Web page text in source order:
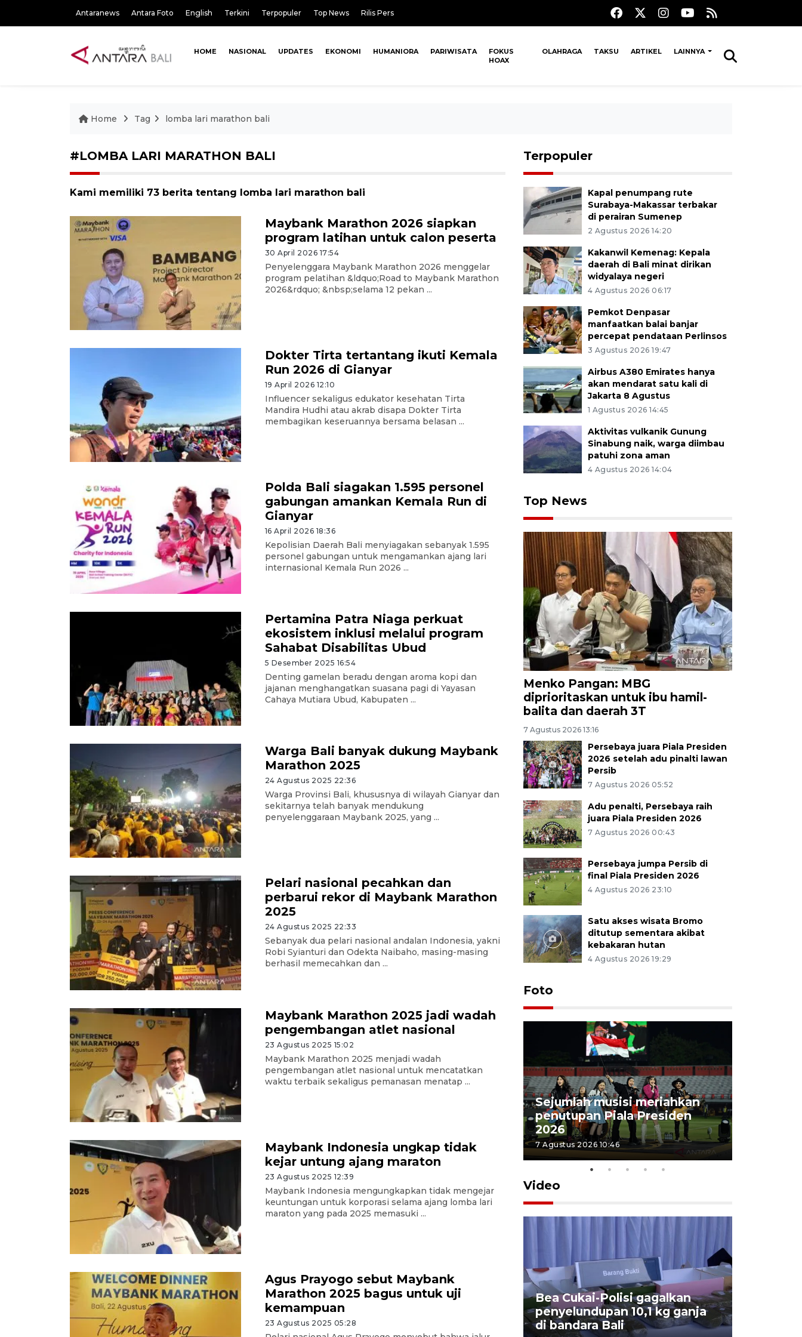
Antaranews Antara Foto English Terkini Terpopuler Top News Rilis Pers
HOME NASIONAL UPDATES EKONOMI HUMANIORA PARIWISATA
FOKUS
HOAX
OLAHRAGA TAKSU ARTIKEL LAINNYA
Home Tag lomba lari marathon bali
#LOMBA LARI MARATHON BALI
Kami memiliki 73 berita tentang lomba lari marathon bali
Maybank Marathon 2026 siapkan
program latihan untuk calon peserta
30 April 2026 17:54
Penyelenggara Maybank Marathon 2026 menggelar
program pelatihan &ldquo;Road to Maybank Marathon
2026&rdquo; &nbsp;selama 12 pekan ...
Dokter Tirta tertantang ikuti Kemala
Run 2026 di Gianyar
19 April 2026 12:10
Influencer sekaligus edukator kesehatan Tirta
Mandira Hudhi atau akrab disapa Dokter Tirta
membagikan keseruannya bersama belasan ...
Polda Bali siagakan 1.595 personel
gabungan amankan Kemala Run di
Gianyar
16 April 2026 18:36
Kepolisian Daerah Bali menyiagakan sebanyak 1.595
personel gabungan untuk mengamankan ajang lari
internasional Kemala Run 2026 ...
Pertamina Patra Niaga perkuat
ekosistem inklusi melalui program
Sahabat Disabilitas Ubud
5 Desember 2025 16:54
Denting gamelan beradu dengan aroma kopi dan
jajanan menghangatkan suasana pagi di Yayasan
Cahaya Mutiara Ubud, Kabupaten ...
Warga Bali banyak dukung Maybank
Marathon 2025
24 Agustus 2025 22:36
Warga Provinsi Bali, khususnya di wilayah Gianyar dan
sekitarnya telah banyak mendukung
penyelenggaraan Maybank 2025, yang ...
Pelari nasional pecahkan dan
perbarui rekor di Maybank Marathon
2025
24 Agustus 2025 22:33
Sebanyak dua pelari nasional andalan Indonesia, yakni
Robi Syianturi dan Odekta Naibaho, masing-masing
berhasil memecahkan dan ...
Maybank Marathon 2025 jadi wadah
pengembangan atlet nasional
23 Agustus 2025 15:02
Maybank Marathon 2025 menjadi wadah
pengembangan atlet nasional untuk mencatatkan
waktu terbaik sekaligus pemanasan menatap ...
Maybank Indonesia ungkap tidak
kejar untung ajang maraton
23 Agustus 2025 12:39
Maybank Indonesia mengungkapkan tidak mengejar
keuntungan untuk korporasi selama ajang lomba lari
maraton yang pada 2025 memasuki ...
Agus Prayogo sebut Maybank
Marathon 2025 bagus untuk uji
kemampuan
23 Agustus 2025 05:28
Terpopuler
Kapal penumpang rute
Surabaya-Makassar terbakar
di perairan Sumenep
2 Agustus 2026 14:20
Kakanwil Kemenag: Kepala
daerah di Bali minat dirikan
widyalaya negeri
4 Agustus 2026 06:17
Pemkot Denpasar
manfaatkan balai banjar
percepat pendataan Perlinsos
3 Agustus 2026 19:47
Airbus A380 Emirates hanya
akan mendarat satu kali di
Jakarta 8 Agustus
1 Agustus 2026 14:45
Aktivitas vulkanik Gunung
Sinabung naik, warga diimbau
patuhi zona aman
4 Agustus 2026 14:04
Top News
Menko Pangan: MBG
diprioritaskan untuk ibu hamil-
balita dan daerah 3T
7 Agustus 2026 13:16
Persebaya juara Piala Presiden
2026 setelah adu pinalti lawan
Persib
7 Agustus 2026 05:52
Adu penalti, Persebaya raih
juara Piala Presiden 2026
7 Agustus 2026 00:43
Persebaya jumpa Persib di
final Piala Presiden 2026
4 Agustus 2026 23:10
Satu akses wisata Bromo
ditutup sementara akibat
kebakaran hutan
4 Agustus 2026 19:29
Foto
Tiga matra TNI unjuk
5 Agustus 2026 16:28
Sejumlah musisi meriahkan
penutupan Piala Presiden
2026
7 Agustus 2026 10:46
Video
Polisi tetapkan lima tersangka
pengeroyokan maling ayam di
Tabanan
Bea Cukai-Polisi gagalkan
penyelundupan 10,1 kg ganja
di bandara Bali